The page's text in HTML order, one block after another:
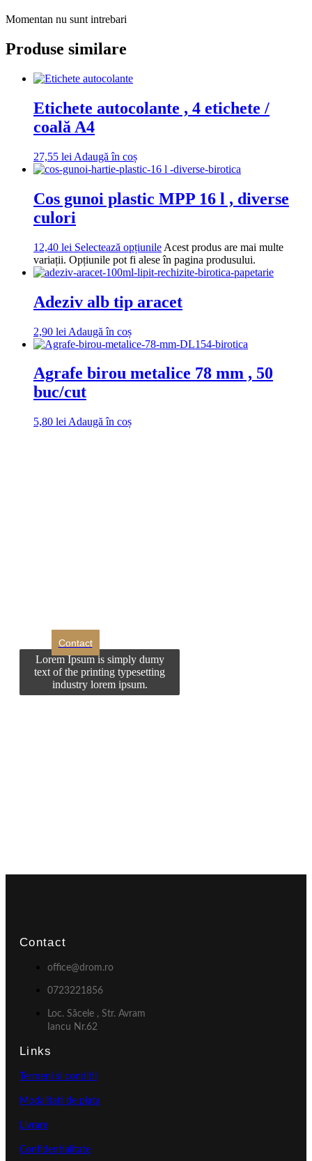
Momentan nu sunt intrebari
Produse similare
Etichete autocolante , 4 etichete /
coală A4
27,55 lei Adaugă în coș
Cos gunoi plastic MPP 16 l , diverse
culori
12,40 lei Selectează opțiunile Acest produs are mai multe
variații. Opțiunile pot fi alese în pagina produsului.
Adeziv alb tip aracet
2,90 lei Adaugă în coș
Agrafe birou metalice 78 mm , 50
buc/cut
5,80 lei Adaugă în coș
Contact
Lorem Ipsum is simply dumy
text of the printing typesetting
industry lorem ipsum.
Contact
office@drom.ro
0723221856
Loc. Săcele , Str. Avram
Iancu Nr.62
Links
Termeni si conditii
Modalitati de plata
Livrare
Confidentialitate